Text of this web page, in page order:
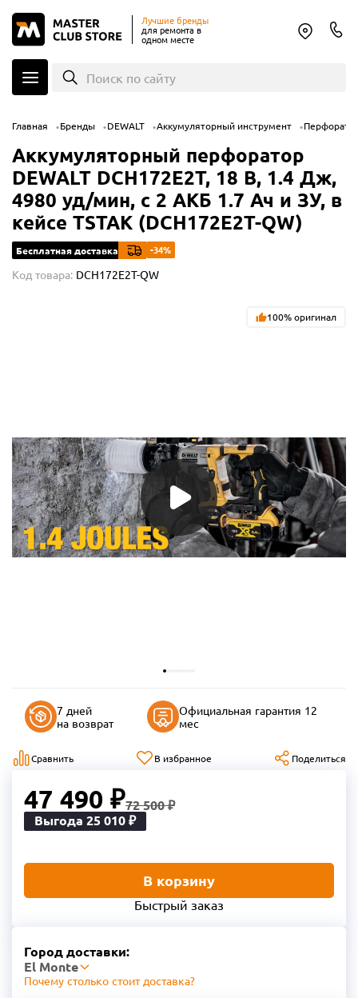
Лучшие бренды
для ремонта в
одном месте
Поиск по сайту
Главная Бренды DEWALT Аккумуляторный инструмент
Аккумуляторный перфоратор
DEWALT DCH172E2T, 18 В, 1.4 Дж,
4980 уд/мин, с 2 АКБ 1.7 Ач и ЗУ, в
кейсе TSTAK (DCH172E2T-QW)
Бесплатная доставка -34%
Код товара: DCH172E2T-QW
100% оригинал
7 дней
на возврат
Официальная гарантия 12
мес
Сравнить В избранное Поделиться
47 490 ₽72 500 ₽
Выгода 25 010 ₽
В корзину
Быстрый заказ
Город доставки:
El Monte
Почему столько стоит доставка?